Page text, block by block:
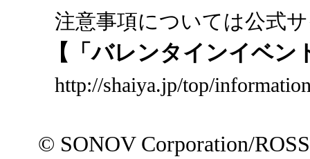
注意事項については公式
【「バレンタインイベ
http://shaiya.jp/top/
© SONOV Corporation/